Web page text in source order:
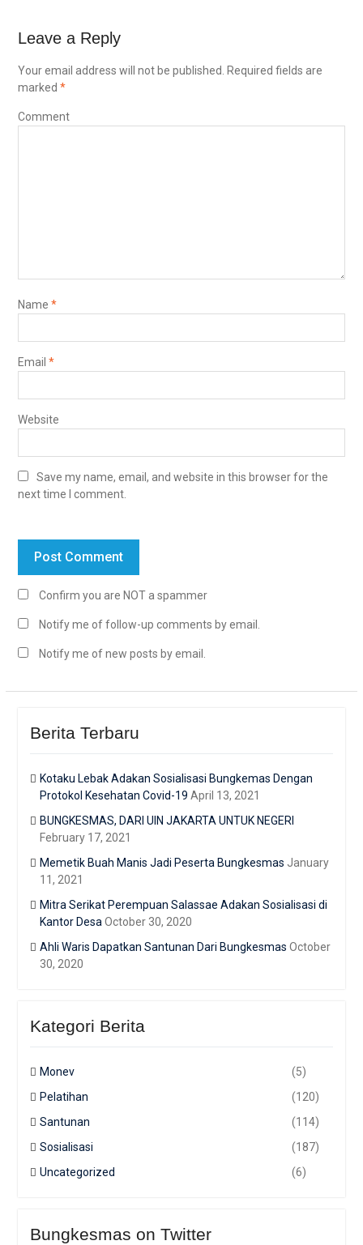
Leave a Reply
Your email address will not be published. Required fields are
marked *
Comment
Name *
Email *
Website
Save my name, email, and website in this browser for the
next time I comment.
Confirm you are NOT a spammer
Notify me of follow-up comments by email.
Notify me of new posts by email.
Berita Terbaru
Kotaku Lebak Adakan Sosialisasi Bungkemas Dengan
Protokol Kesehatan Covid-19 April 13, 2021
BUNGKESMAS, DARI UIN JAKARTA UNTUK NEGERI
February 17, 2021
Memetik Buah Manis Jadi Peserta Bungkesmas January
11, 2021
Mitra Serikat Perempuan Salassae Adakan Sosialisasi di
Kantor Desa October 30, 2020
Ahli Waris Dapatkan Santunan Dari Bungkesmas October
30, 2020
Kategori Berita
Monev
(5)
Pelatihan
(120)
Santunan
(114)
Sosialisasi
(187)
Uncategorized
(6)
Bungkesmas on Twitter